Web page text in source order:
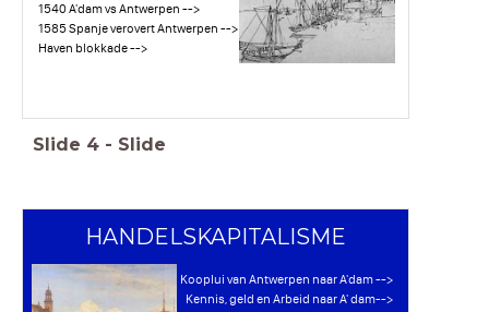
1540 A'dam vs Antwerpen -->
1585 Spanje verovert Antwerpen -->
Haven blokkade -->
Slide 4 - Slide
HANDELSKAPITALISME
Kooplui van Antwerpen naar A'dam -->
Kennis, geld en Arbeid naar A' dam-->